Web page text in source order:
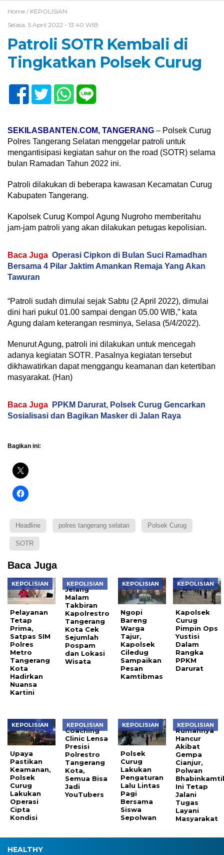
Home / KEPOLISIAN
Selasa, 5 April 2022 - 13:40 WIB
Patroli SOTR Kembali di
Tingkatkan Polsek Curug
SEKILASBANTEN.COM, TANGERANG – Polsek Curug
Polres Tangerang Selatan menggelar patroli untuk
mengantisipasi kegiatan sahur on the road (SOTR) selama
bulan Ramadan Tahun 2022 ini.
Patroli dilakukan di beberapa kawasan Kecamatan Curug
Kabupaten Tangerang.
Kapolsek Curug Kompol Agung Nugroho memberitahu
jam-jam patroli yang akan dilakukan petugas kepolisian.
Baca Juga Operasi Cipkon di Bulan Suci Ramadhan
Bersama 4 Pilar Jaktim Amankan Remaja Yang Akan
Tawuran
“Patroli sudah dimulai sejak Sabtu (2 April 2022), dimulai
dini hari pukul 01.00 sampai dengan 05.00 WIB,” kata
Agung dalam keterangan resminya, Selasa (5/4/2022).
Menurut Agung, patroli ini dilakukan untuk mencegah
adanya kegiatan SOTR. Pasalnya kegiatan tersebut
dikhawatirkan dapat menggangu keamanan dan ketertiban
masyarakat. (Han)
Baca Juga
PPKM Darurat, Polsek Curug Gencarkan
Sosialisasi dan Bagikan Masker di Jalan Raya
Bagikan ini:
Headline polres tangerang selatan Polsek Curug
SOTR
Baca Juga
KEPOLISIAN
Pelayanan
Tetap
Prima,
Satpas SIM
Polres
Metro
Tangerang
Kota
Hadirkan
Nuansa
Kartini
KEPOLISIAN
Jelang
Malam
Takbiran
Kapolrestro
Tangerang
Kota Cek
Sejumlah
Pospam
dan Lokasi
Wisata
KEPOLISIAN
Ngopi
Bareng
Warga
Tajur,
Kapolsek
Ciledug
Sampaikan
Pesan
Kamtibmas
KEPOLISIAN
Kapolsek
Curug
Pimpin Ops
Yustisi
Dalam
Rangka
PPKM
Darurat
KEPOLISIAN
Upaya
Pastikan
Keamanan,
Polsek
Curug
Lakukan
Operasi
Cipta
Kondisi
KEPOLISIAN
Coaching
Clinic Lensa
Presisi
Polrestro
Tangerang
Kota,
Semua Bisa
Jadi
YouTubers
KEPOLISIAN
Polsek
Curug
Lakukan
Pengaturan
Lalu Lintas
Pagi
Bersama
Siswa
Sepolwan
KEPOLISIAN
Rumahnya
Hancur
Akibat
Gempa
Cianjur,
Polwan
Ini Tetap
Jalani
Tugas
Layani
Masyarakat
HEALTHY